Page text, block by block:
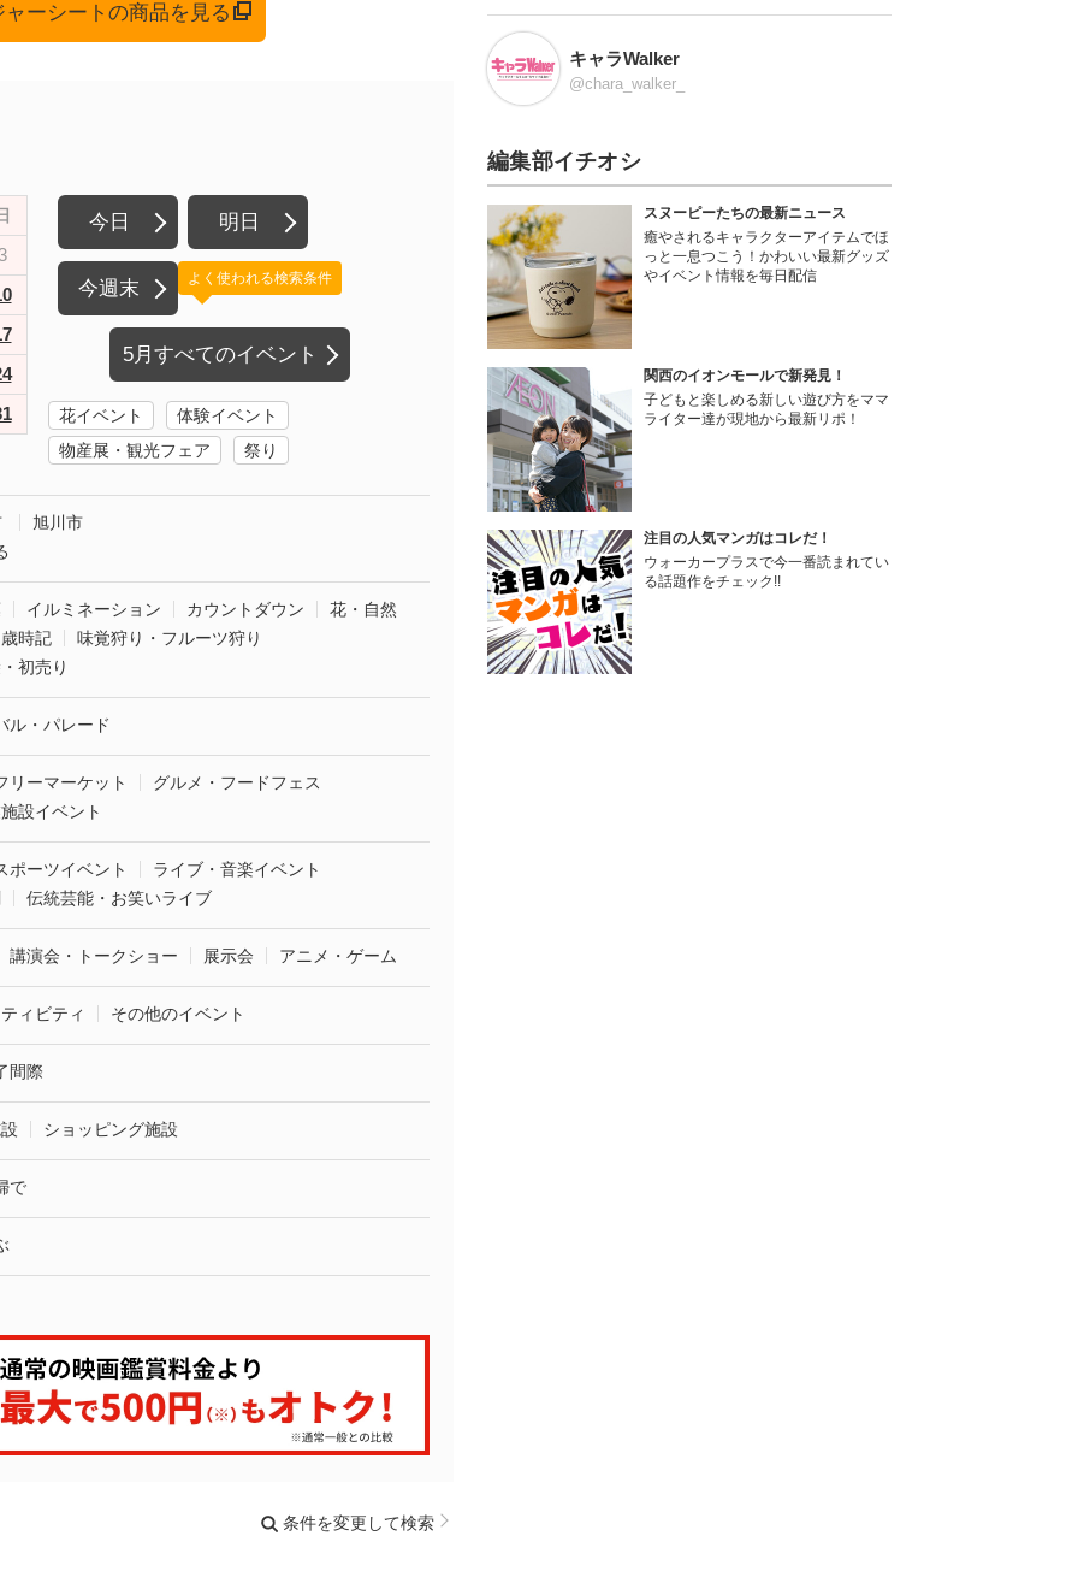
ーシートの商品を見る
今日 明日
今週末
5月すべてのイベント
よく使われる検索条件
花イベント
体験イベント
物産展・観光フェア
祭り
旭川市
イルミネーション カウントダウン
花・自然
時記
味覚狩り・フルーツ狩り
初売り
ル・パレード
リーマーケット
グルメ・フードフェス
設イベント
ポーツイベント
ライブ・音楽イベント
伝統芸能・お笑いライブ
講演会・トークショー 展示会 アニメ・ゲーム
ィビティ その他のイベント
間際
ショッピング施設
で
条件を変更して検索
キャラWalker
@chara_walker_
編集部イチオシ
スヌーピーたちの最新ニュース
癒やされるキャラクターアイテムでほ
っと一息つこう！かわいい最新グッズ
やイベント情報を毎日配信
関西のイオンモールで新発見！
子どもと楽しめる新しい遊び方をママ
ライター達が現地から最新リポ！
注目の人気マンガはコレだ！
ウォーカープラスで今一番読まれてい
る話題作をチェック!!